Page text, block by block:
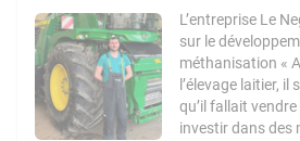
L’entreprise Le
sur le
méthanisation «
l’élevage laitier,
qu’il fallait
investir dans des